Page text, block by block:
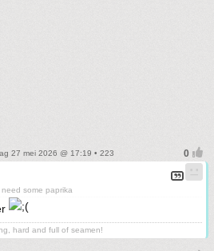
27 mei 2026 @ 17:19 • 223
I need some paprika
hard and full of seamen!